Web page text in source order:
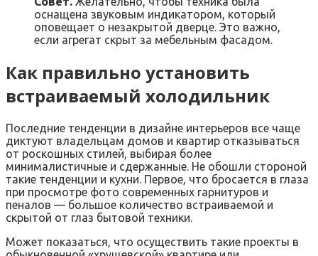
оснащена звуковым индикатором, который
оповещает о незакрытой дверце. Это важно,
если агрегат скрыт за мебельным фасадом.
Как правильно установить
встраиваемый холодильник
Последние тенденции в дизайне интерьеров все чаще
диктуют владельцам домов и квартир отказываться
от роскошных стилей, выбирая более
минималистичные и сдержанные. Не обошли стороной
такие тенденции и кухни. Первое, что бросается в глаза
при просмотре фото современных гарнитуров и
пеналов — большое количество встраиваемой и
скрытой от глаз бытовой техники.
Может показаться, что осуществить такие проекты в